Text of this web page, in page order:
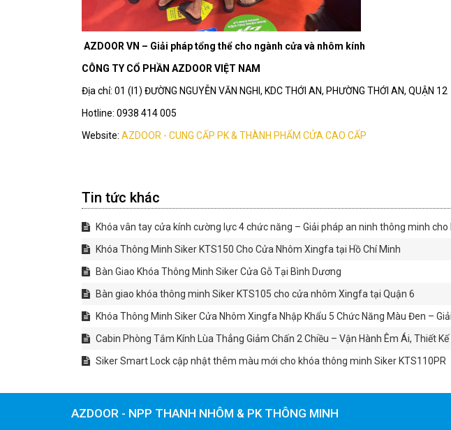
AZDOOR VN – Giải pháp tổng thể cho ngành cửa và nhôm kính
CÔNG TY CỔ PHẦN AZDOOR VIỆT NAM
Địa chỉ: 01 (I1) ĐƯỜNG NGUYỄN VĂN NGHI, KDC THỚI AN, PHƯỜNG THỚI AN, QUẬN 12
Hotline: 0938 414 005
Website: AZDOOR - CUNG CẤP PK & THÀNH PHẨM CỬA CAO CẤP
Tin tức khác
Khóa vân tay cửa kính cường lực 4 chức năng – Giải pháp an ninh thông minh cho
Khóa Thông Minh Siker KTS150 Cho Cửa Nhôm Xingfa tại Hồ Chí Minh
Bàn Giao Khóa Thông Minh Siker Cửa Gỗ Tại Bình Dương
Bàn giao khóa thông minh Siker KTS105 cho cửa nhôm Xingfa tại Quận 6
Khóa Thông Minh Siker Cửa Nhôm Xingfa Nhập Khẩu 5 Chức Năng Màu Đen –
Cabin Phòng Tắm Kính Lùa Thẳng Giảm Chấn 2 Chiều – Vận Hành Êm Ái, Thiết Kế
Siker Smart Lock cập nhật thêm màu mới cho khóa thông minh Siker KTS110PR
AZDOOR - NPP THANH NHÔM & PK THÔNG MINH